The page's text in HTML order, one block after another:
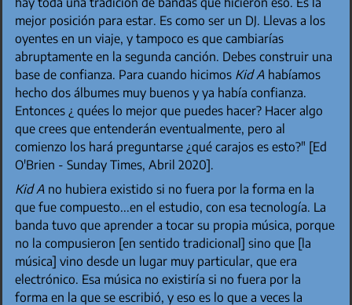
mejor posición para estar. Es como ser un DJ. Llevas a los
oyentes en un viaje, y tampoco es que cambiarías
abruptamente en la segunda canción. Debes construir una
base de confianza. Para cuando hicimos Kid A habíamos
hecho dos álbumes muy buenos y ya había confianza.
Entonces ¿ quées lo mejor que puedes hacer? Hacer algo
que crees que entenderán eventualmente, pero al
comienzo los hará preguntarse ¿qué carajos es esto?" [Ed
O'Brien - Sunday Times, Abril 2020].
Kid A no hubiera existido si no fuera por la forma en la
que fue compuesto...en el estudio, con esa tecnología. La
banda tuvo que aprender a tocar su propia música, porque
no la compusieron [en sentido tradicional] sino que [la
música] vino desde un lugar muy particular, que era
electrónico. Esa música no existiría si no fuera por la
forma en la que se escribió, y eso es lo que a veces la